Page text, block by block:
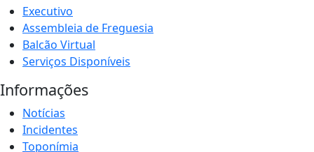
Executivo
Assembleia de Freguesia
Balcão Virtual
Serviços Disponíveis
Informações
Notícias
Incidentes
Toponímia